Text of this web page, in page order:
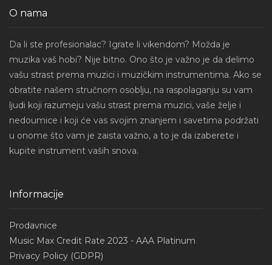
O nama
Da li ste profesionalac? Igrate li vikendom? Možda je
muzika vaš hobi? Nije bitno. Ono što je važno je da delimo
vašu strast prema muzici i muzičkim instrumentima. Ako se
obratite našem stručnom osoblju, na raspolaganju su vam
ljudi koji razumeju vašu strast prema muzici, vaše želje i
nedoumice i koji će vas svojim znanjem i savetima podržati
u onome što vam je zaista važno, a to je da izaberete i
kupite instrument vaših snova.
Informacije
Prodavnice
Music Max Credit Rate 2023 - AAA Platinum
Privacy Policy (GDPR)